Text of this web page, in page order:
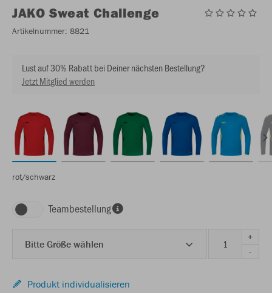
JAKO Sweat Challenge
Artikelnummer: 8821
Lust auf 30% Rabatt bei Deiner nächsten Bestellung?
Jetzt Mitglied werden
rot/schwarz
Teambestellung
Bitte Größe wählen
+
-
Produkt individualisieren